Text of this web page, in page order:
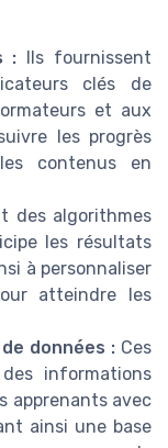
: Ils fournissent
clés de
et aux
les progrès
contenus en
des algorithmes
les résultats
à personnaliser
atteindre les
données :Ces
informations
apprenants avec
ainsi une base